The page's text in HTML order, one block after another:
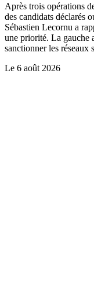
Après trois opérations
des candidats déclarés
Sébastien Lecornu a
une priorité. La gauche
sanctionner les
Le 6 août 2026